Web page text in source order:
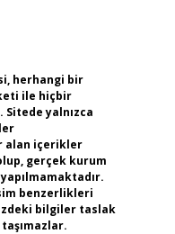
herhangi bir
ile hiçbir
Sitede yalnızca
alan içerikler
gerçek kurum
benzerlikleri
bilgiler taslak